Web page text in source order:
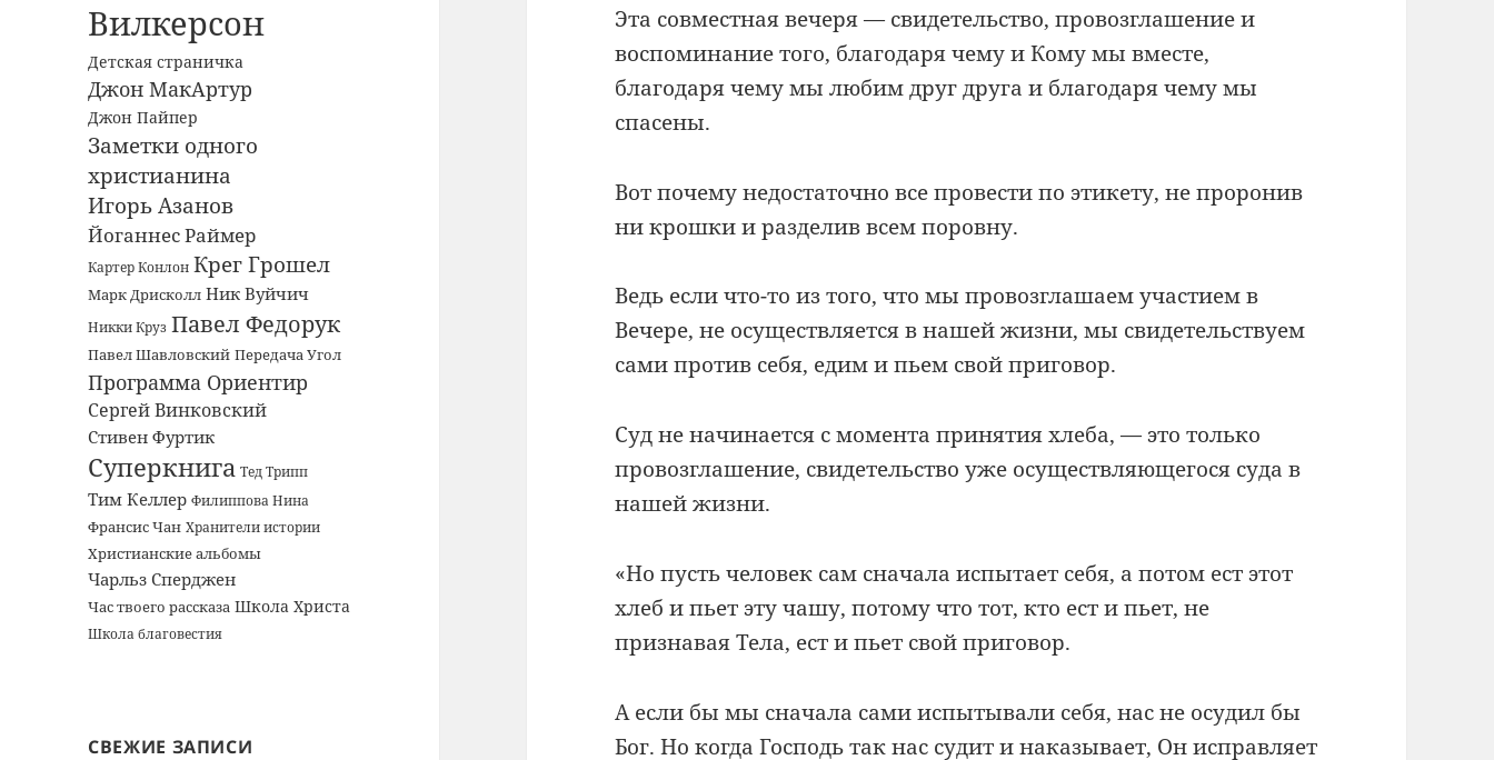
Вилкерсон
Детская страничка
Джон МакАртур
Джон Пайпер
Заметки одного
христианина
Игорь Азанов
Йоганнес Раймер
Картер Конлон Крег Грошел
Марк Дрисколл Ник Вуйчич
Никки Круз Павел Федорук
Павел Шавловский Передача Угол
Программа Ориентир
Сергей Винковский
Стивен Фуртик
Суперкнига Тед Трипп
Тим Келлер Филиппова Нина
Франсис Чан Хранители истории
Христианские альбомы
Чарльз Сперджен
Час твоего рассказа Школа Христа
Школа благовестия
СВЕЖИЕ ЗАПИСИ
Эта совместная вечеря — свидетельство, провозглашение и
воспоминание того, благодаря чему и Кому мы вместе,
благодаря чему мы любим друг друга и благодаря чему мы
спасены.
Вот почему недостаточно все провести по этикету, не проронив
ни крошки и разделив всем поровну.
Ведь если что-то из того, что мы провозглашаем участием в
Вечере, не осуществляется в нашей жизни, мы свидетельствуем
сами против себя, едим и пьем свой приговор.
Суд не начинается с момента принятия хлеба, — это только
провозглашение, свидетельство уже осуществляющегося суда в
нашей жизни.
«Но пусть человек сам сначала испытает себя, а потом ест этот
хлеб и пьет эту чашу, потому что тот, кто ест и пьет, не
признавая Тела, ест и пьет свой приговор.
А если бы мы сначала сами испытывали себя, нас не осудил бы
Бог. Но когда Господь так нас судит и наказывает, Он исправляет